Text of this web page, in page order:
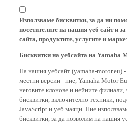
Използваме бисквитки, за да ни
посетителите на нашия уеб сайт и
сайта, продуктите, услугите и
Бисквитки на уебсайта на Yamaha
На нашия уебсайт (yamaha-motor.eu) -
местни версии - ние, Yamaha Motor
неговите клонове и нейните филиали,
бисквитки, включително техники,
JavaScript и уеб маяци. Ние
бисквитки, за да позволим на нашия